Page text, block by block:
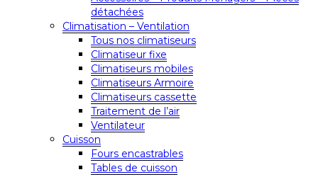
détachées
Climatisation – Ventilation
Tous nos climatiseurs
Climatiseur fixe
Climatiseurs mobiles
Climatiseurs Armoire
Climatiseurs cassette
Traitement de l’air
Ventilateur
Cuisson
Fours encastrables
Tables de cuisson